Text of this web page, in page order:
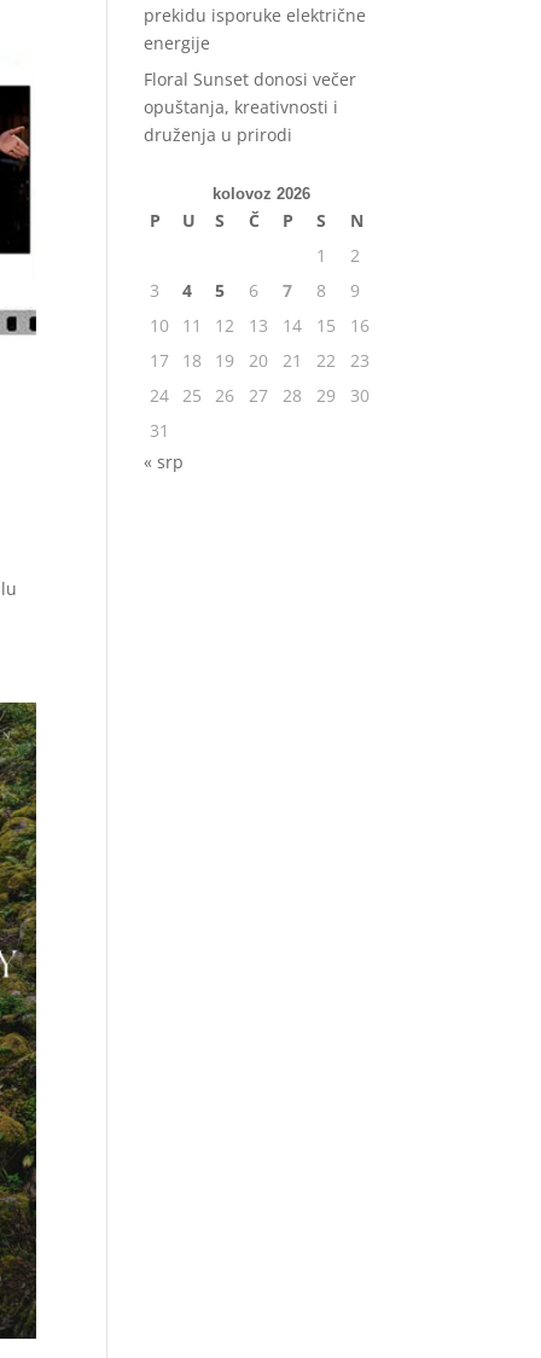
prekidu isporuke električne
energije
Floral Sunset donosi večer
opuštanja, kreativnosti i
druženja u prirodi
kolovoz 2026
P U S Č P S
N
1
2
3
4 5 6 7 8
9
10
11 12 13 14 15
16
17
18 19 20 21 22
23
24 25 26 27 28 29
30
31
« srp